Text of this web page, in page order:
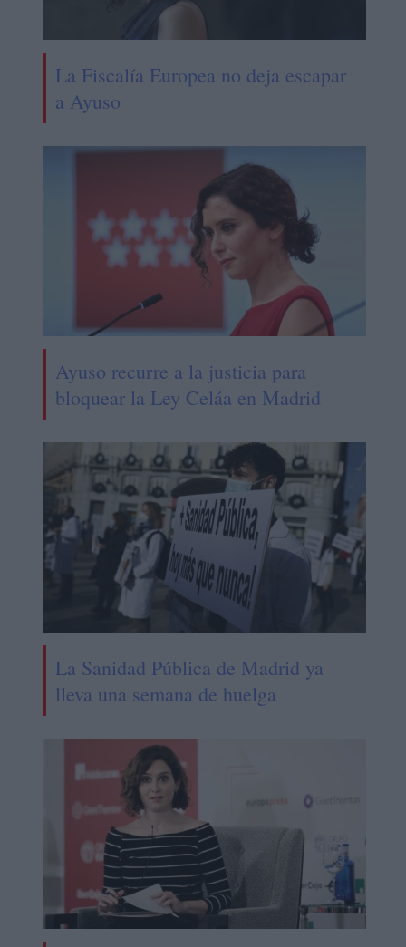
La Fiscalía Europea no deja escapar
a Ayuso
Ayuso recurre a la justicia para
bloquear la Ley Celáa en Madrid
La Sanidad Pública de Madrid ya
lleva una semana de huelga